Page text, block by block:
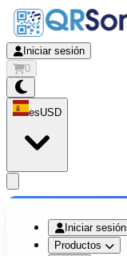
Iniciar sesión
0
esUSD
Iniciar sesión
Productos